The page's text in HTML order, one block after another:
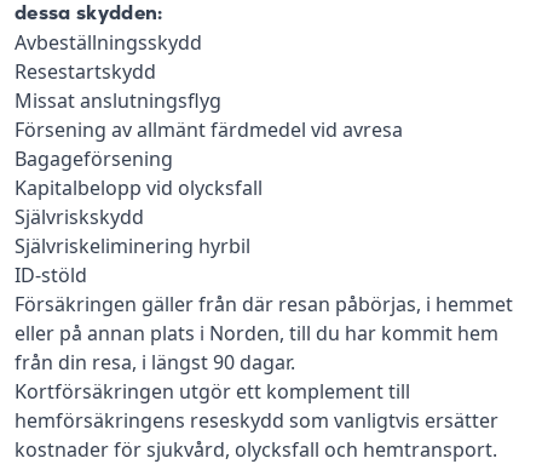
dessa skydden:
Avbeställningsskydd
Resestartskydd
Missat anslutningsflyg
Försening av allmänt färdmedel vid avresa
Bagageförsening
Kapitalbelopp vid olycksfall
Självriskskydd
Självriskeliminering hyrbil
ID-stöld
Försäkringen gäller från där resan påbörjas, i hemmet
eller på annan plats i Norden, till du har kommit hem
från din resa, i längst 90 dagar.
Kortförsäkringen utgör ett komplement till
hemförsäkringens reseskydd som vanligtvis ersätter
kostnader för sjukvård, olycksfall och hemtransport.